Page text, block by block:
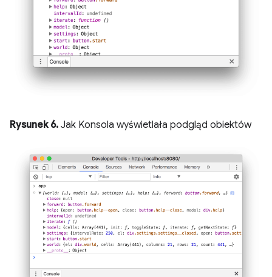
Rysunek 6. Jak Konsola wyświetlała podgląd obiektów